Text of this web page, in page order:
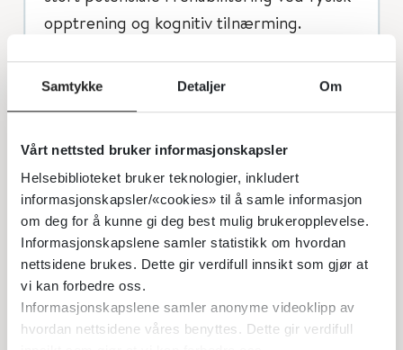
Samtykke Detaljer Om
Vårt nettsted bruker informasjonskapsler
Helsebiblioteket bruker teknologier, inkludert
informasjonskapsler/«cookies» til å samle informasjon
om deg for å kunne gi deg best mulig brukeropplevelse.
Informasjonskapslene samler statistikk om hvordan
nettsidene brukes. Dette gir verdifull innsikt som gjør at
vi kan forbedre oss.
Informasjonskapslene samler anonyme videoklipp av
hvordan nettsidene våres benyttes. Dette gir verdifull
opptrening og kognitiv tilnærming.
symptomforklaring og fysisk opptrening,
elementer er avledning og endring av
uhensiktsmessig symptomatferd. Bruk av
hjelpemidler bør unngås som hovedregel
(9). Somatisk rehabilitering har en stor
rolle i behandlingen og det er utarbeidet
en konsensusrapport med anbefalinger
for fysio- og ergoterapeuter (10).